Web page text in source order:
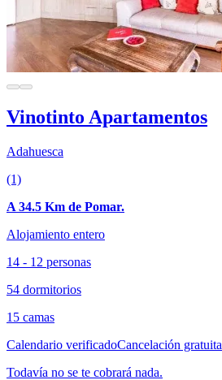
Vinotinto Apartamentos
Adahuesca
(1)
A 34.5 Km de Pomar.
Alojamiento entero
14 - 12 personas
54 dormitorios
15 camas
Calendario verificadoCancelación gratuita
Todavía no se te cobrará nada.